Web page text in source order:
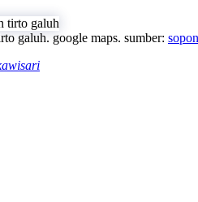
galuh. google maps. sumber: